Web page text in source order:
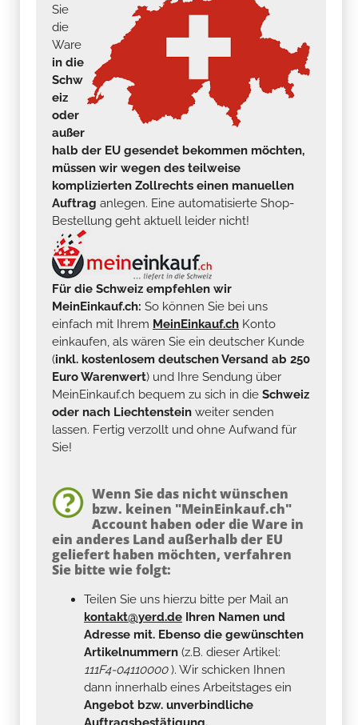
Sie
die
Ware
in die
Schw
eiz
oder
außer
halb der EU gesendet bekommen möchten,
müssen wir wegen des teilweise
komplizierten Zollrechts einen manuellen
Auftrag anlegen. Eine automatisierte Shop-
Bestellung geht aktuell leider nicht!
Für die Schweiz empfehlen wir
MeinEinkauf.ch: So können Sie bei uns
einfach mit Ihrem MeinEinkauf.ch Konto
einkaufen, als wären Sie ein deutscher Kunde
(inkl. kostenlosem deutschen Versand ab 250
Euro Warenwert) und Ihre Sendung über
MeinEinkauf.ch bequem zu sich in die Schweiz
oder nach Liechtenstein weiter senden
lassen. Fertig verzollt und ohne Aufwand für
Sie!
Wenn Sie das nicht wünschen
bzw. keinen "MeinEinkauf.ch"
Account haben oder die Ware in
ein anderes Land außerhalb der EU
geliefert haben möchten, verfahren
Sie bitte wie folgt:
Teilen Sie uns hierzu bitte per Mail an
kontakt@yerd.de Ihren Namen und
Adresse mit. Ebenso die gewünschten
Artikelnummern (z.B. dieser Artikel:
111F4-04110000). Wir schicken Ihnen
dann innerhalb eines Arbeitstages ein
Angebot bzw. unverbindliche